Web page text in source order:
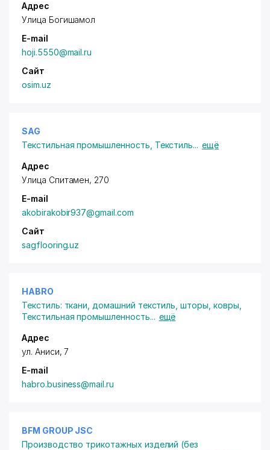
Адрес
Улица Богишамол
E-mail
hoji.5550@mail.ru
Сайт
osim.uz
SAG
Текстильная промышленность Текстиль... ещё
Адрес
Улица Спитамен, 270
E-mail
akobirakobir937@gmail.com
Сайт
sagflooring.uz
HABRO
Текстиль: ткани, домашний текстиль, шторы, ковры
Текстильная промышленность... ещё
Адрес
ул. Аниси, 7
E-mail
habro.business@mail.ru
BFM GROUP JSC
Производство трикотажных изделий (без